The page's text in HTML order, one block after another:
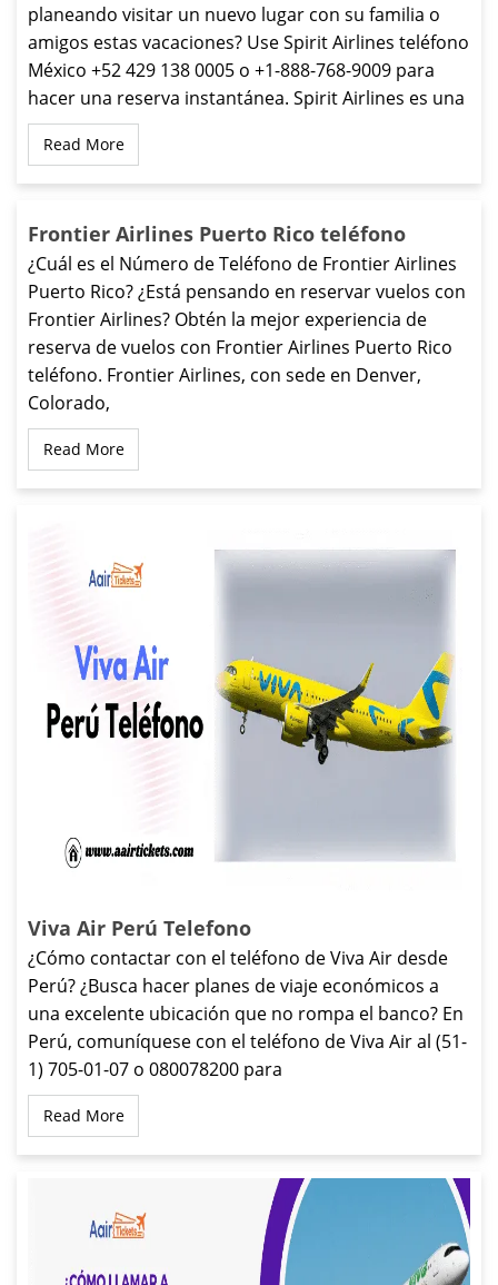
planeando visitar un nuevo lugar con su familia o
amigos estas vacaciones? Use Spirit Airlines teléfono
México +52 429 138 0005 o +1-888-768-9009 para
hacer una reserva instantánea. Spirit Airlines es una
Read More
Frontier Airlines Puerto Rico teléfono
¿Cuál es el Número de Teléfono de Frontier Airlines
Puerto Rico? ¿Está pensando en reservar vuelos con
Frontier Airlines? Obtén la mejor experiencia de
reserva de vuelos con Frontier Airlines Puerto Rico
teléfono. Frontier Airlines, con sede en Denver,
Colorado,
Read More
Viva Air Perú Telefono
¿Cómo contactar con el teléfono de Viva Air desde
Perú? ¿Busca hacer planes de viaje económicos a
una excelente ubicación que no rompa el banco? En
Perú, comuníquese con el teléfono de Viva Air al (51-
1) 705-01-07 o 080078200 para
Read More